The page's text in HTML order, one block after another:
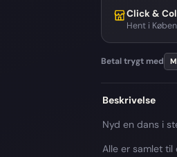
Click &
Hent i
Betal trygt med
Beskrivelse
Nyd en dans i
Alle er samlet